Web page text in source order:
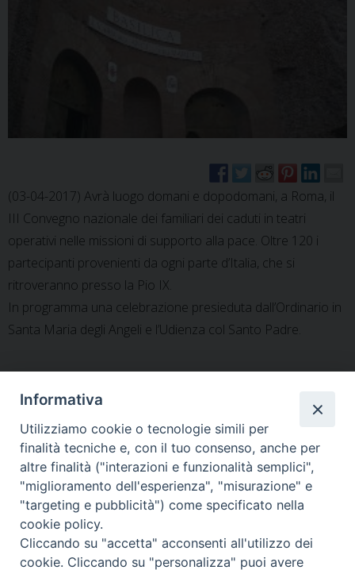
(03-04-2017) Avrà luogo domani e dopodomani, a Roma, il
III Convegno nazionale dei familiari dei caduti in teatri
operativi nelle missioni di supporto alla pace. Oltre 120 i
partecipanti provenienti da ogni parte d’Italia, che si
ritroveranno presso la Pio IX.
In programma una celebrazione presieduta dall’Ordinario in
Santa Maria degli Angeli e l’Udienza col Santo Padre.
Programma-del-Convegno
Ancona – Benedizione della
Chiesa e dell’Altare
“Un incontro che ci tocca il
Informativa
Utilizziamo cookie o tecnologie simili per
finalità tecniche e, con il tuo consenso, anche per
altre finalità ("interazioni e funzionalità semplici",
"miglioramento dell'esperienza", "misurazione" e
"targeting e pubblicità") come specificato nella
cookie policy.
Cliccando su "accetta" acconsenti all'utilizzo dei
cookie. Cliccando su "personalizza" puoi avere